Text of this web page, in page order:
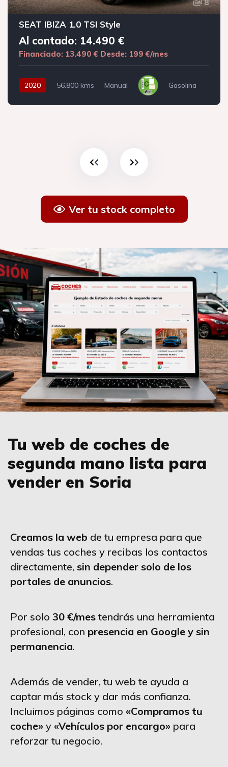
8
SEAT IBIZA 1.0 TSI Style
Al contado: 14.490 €
Financiado: 13.490 € Desde: 199 €/mes
2020 56.800 kms Manual Gasolina
Ver tu stock completo
Tu web de coches de
segunda mano lista para
vender en Soria
Creamos la web de tu empresa para que
vendas tus coches y recibas los contactos
directamente, sin depender solo de los
portales de anuncios.
Por solo 30 €/mes tendrás una herramienta
profesional, con presencia en Google y sin
permanencia.
Además de vender, tu web te ayuda a
captar más stock y dar más confianza.
Incluimos páginas como «Compramos tu
coche» y «Vehículos por encargo» para
reforzar tu negocio.